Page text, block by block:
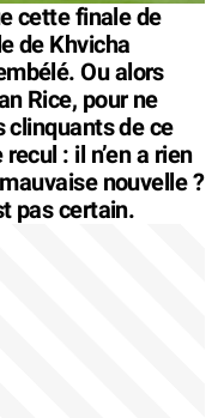
cette finale de
de Khvicha
Ou alors
Rice, pour ne
clinquants de ce
: il n’en a rien
nouvelle ?
pas certain.